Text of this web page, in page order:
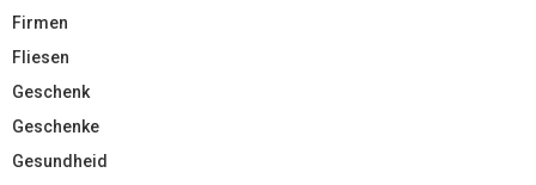
Firmen
Fliesen
Geschenk
Geschenke
Gesundheid